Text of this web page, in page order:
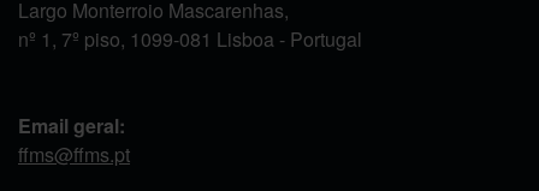
Largo Monterroio Mascarenhas,
nº 1, 7º piso, 1099-081 Lisboa - Portugal
Email geral:
ffms@ffms.pt